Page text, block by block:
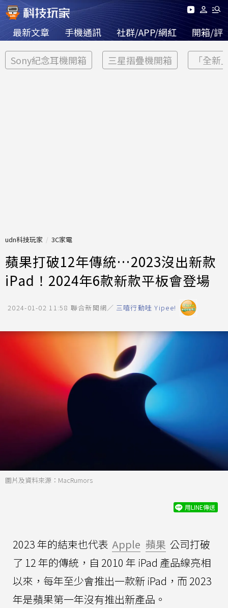
最新文章 手機通訊 社群/APP/網紅 開箱/評
Sony紀念耳機開箱 三星摺疊機開箱 「全新
udn科技玩家 3C家電
蘋果打破12年傳統…2023沒出新款
iPad！2024年6款新款平板會登場
2024-01-02 11:58 聯合新聞網／ 三嘻行動哇 Yipee!
圖片及資料來源：MacRumors
用LINE傳送
2023 年的結束也代表 Apple 蘋果 公司打破
了 12 年的傳統，自 2010 年 iPad 產品線亮相
以來，每年至少會推出一款新 iPad，而 2023
年是蘋果第一年沒有推出新產品。